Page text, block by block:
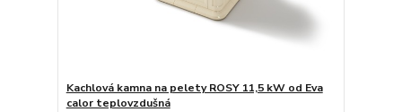
Kachlová kamna na pelety ROSY 11,5 kW od Eva
calor teplovzdušná